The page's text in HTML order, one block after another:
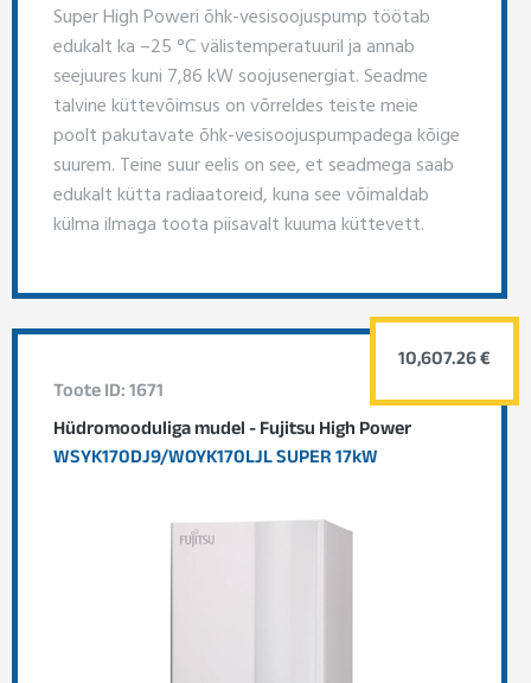
Super High Poweri õhk-vesisoojuspump töötab
edukalt ka –25 °C välistemperatuuril ja annab
seejuures kuni 7,86 kW soojusenergiat. Seadme
talvine küttevõimsus on võrreldes teiste meie
poolt pakutavate õhk-vesisoojuspumpadega kõige
suurem. Teine suur eelis on see, et seadmega saab
edukalt kütta radiaatoreid, kuna see võimaldab
külma ilmaga toota piisavalt kuuma küttevett.
Toote ID: 1671
Hüdromooduliga mudel - Fujitsu High Power
WSYK170DJ9/WOYK170LJL SUPER 17kW
10,607.26 €